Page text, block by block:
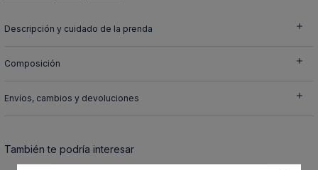
Descripción y cuidado de la prenda
Composición
Envíos, cambios y devoluciones
También te podría interesar